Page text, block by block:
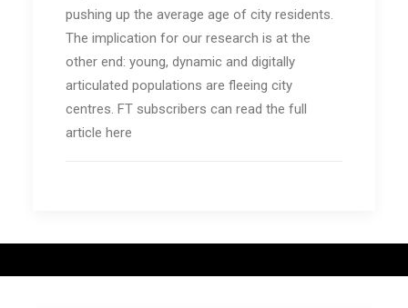
pushing up the average age of city residents.
The implication for our research is at the
other end: young, dynamic and digitally
articulated populations are fleeing city
centres. FT subscribers can read the full
article here